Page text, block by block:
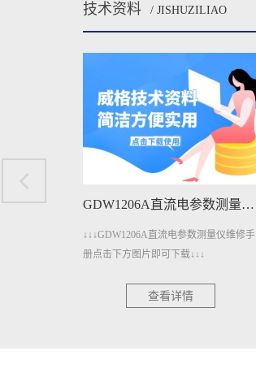
技术资料 / JISHUZILIAO
GDW1206A直流电参数测量仪维修手册下载
↓↓↓GDW1206A直流电参数测量仪维修手
册点击下方图片即可下载↓↓↓
查看详情